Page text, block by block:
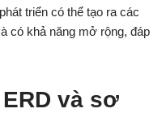
triển có thể tạo ra các
có khả năng mở rộng, đáp
và sơ